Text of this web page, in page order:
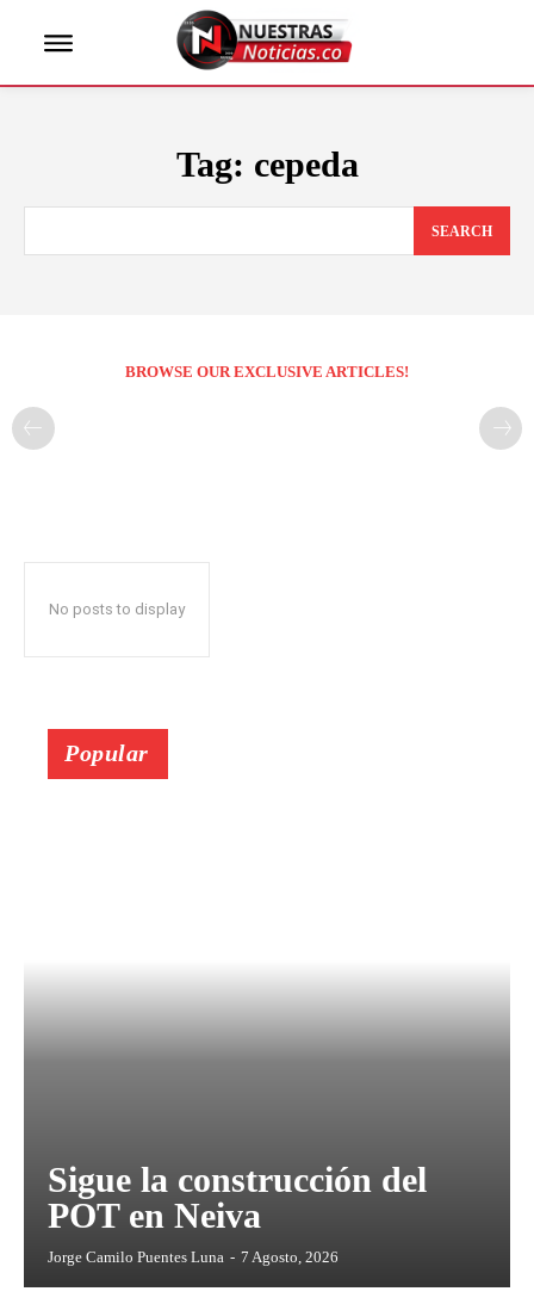
Tag: cepeda
SEARCH
BROWSE OUR EXCLUSIVE ARTICLES!
No posts to display
Popular
Sigue la construcción del
POT en Neiva
Jorge Camilo Puentes Luna - 7 Agosto, 2026